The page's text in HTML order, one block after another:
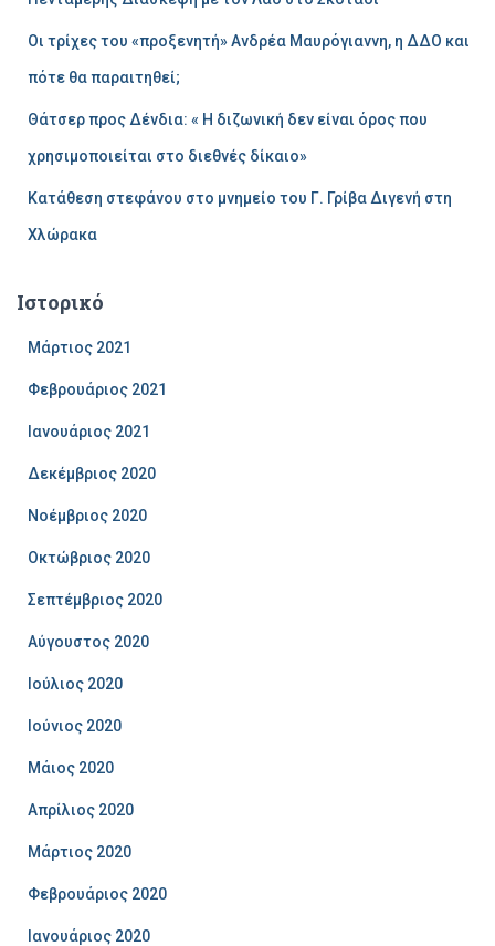
Οι τρίχες του «προξενητή» Ανδρέα Μαυρόγιαννη, η ΔΔΟ και
πότε θα παραιτηθεί;
Θάτσερ προς Δένδια: « Η διζωνική δεν είναι όρος που
χρησιμοποιείται στο διεθνές δίκαιο»
Κατάθεση στεφάνου στο μνημείο του Γ. Γρίβα Διγενή στη
Χλώρακα
Ιστορικό
Μάρτιος 2021
Φεβρουάριος 2021
Ιανουάριος 2021
Δεκέμβριος 2020
Νοέμβριος 2020
Οκτώβριος 2020
Σεπτέμβριος 2020
Αύγουστος 2020
Ιούλιος 2020
Ιούνιος 2020
Μάιος 2020
Απρίλιος 2020
Μάρτιος 2020
Φεβρουάριος 2020
Ιανουάριος 2020